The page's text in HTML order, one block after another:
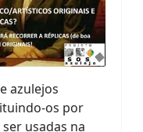
azulejos
os por
usadas na